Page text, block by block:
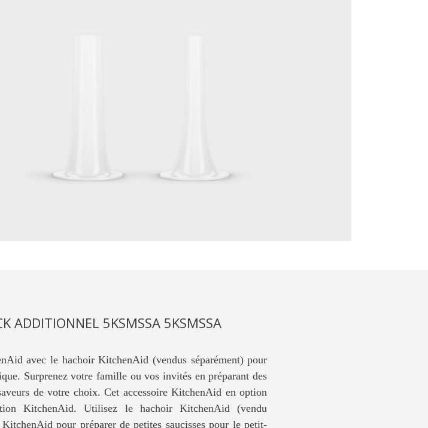
ADDITIONNEL 5KSMSSA 5KSMSSA
avec le hachoir KitchenAid (vendus séparément) pour
Surprenez votre famille ou vos invités en préparant des
de votre choix. Cet accessoire KitchenAid en option
KitchenAid. Utilisez le hachoir KitchenAid (vendu
pour préparer de petites saucisses pour le petit-